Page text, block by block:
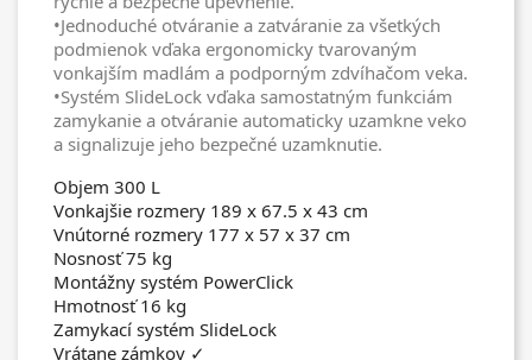
•Jednoduché otváranie a zatváranie za všetkých
podmienok vďaka ergonomicky tvarovaným
vonkajším madlám a podporným zdvíhačom veka.
•Systém SlideLock vďaka samostatným funkciám
zamykanie a otváranie automaticky uzamkne veko
a signalizuje jeho bezpečné uzamknutie.
Objem 300 L
Vonkajšie rozmery 189 x 67.5 x 43 cm
Vnútorné rozmery 177 x 57 x 37 cm
Nosnosť 75 kg
Montážny systém PowerClick
Hmotnosť 16 kg
Zamykací systém SlideLock
Vrátane zámkov ✓